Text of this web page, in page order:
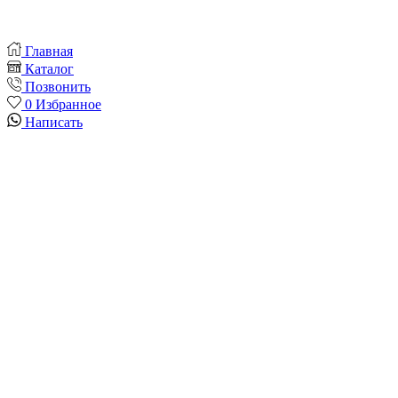
Главная
Каталог
Позвонить
0 Избранное
Написать